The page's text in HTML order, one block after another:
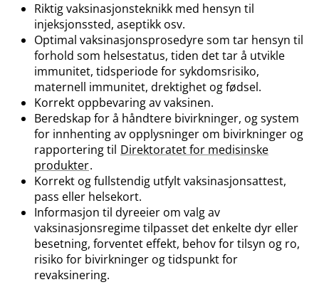
Riktig vaksinasjonsteknikk med hensyn til
injeksjonssted, aseptikk osv.
Optimal vaksinasjonsprosedyre som tar hensyn til
forhold som helsestatus, tiden det tar å utvikle
immunitet, tidsperiode for sykdomsrisiko,
maternell immunitet, drektighet og fødsel.
Korrekt oppbevaring av vaksinen.
Beredskap for å håndtere bivirkninger, og system
for innhenting av opplysninger om bivirkninger og
rapportering til Direktoratet for medisinske
produkter.
Korrekt og fullstendig utfylt vaksinasjonsattest,
pass eller helsekort.
Informasjon til dyreeier om valg av
vaksinasjonsregime tilpasset det enkelte dyr eller
besetning, forventet effekt, behov for tilsyn og ro,
risiko for bivirkninger og tidspunkt for
revaksinering.